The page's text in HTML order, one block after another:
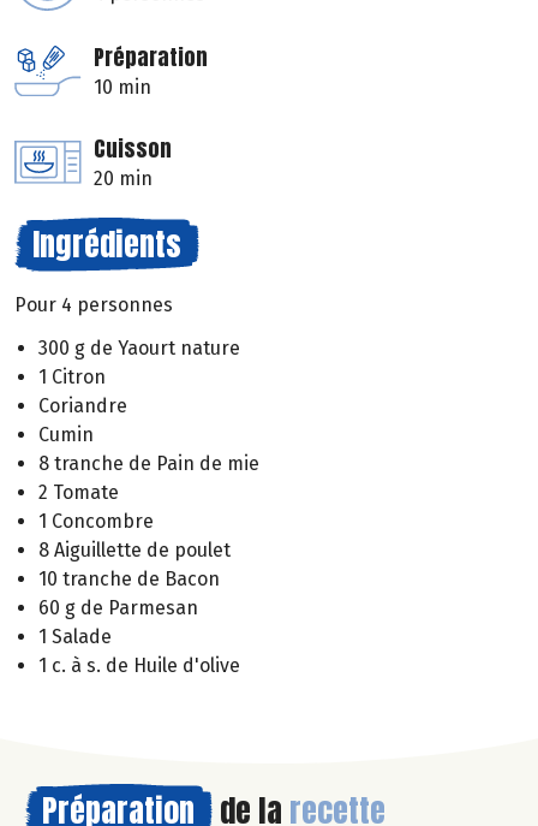
Préparation
10 min
Cuisson
20 min
Ingrédients
Pour 4 personnes
300 g de Yaourt nature
1 Citron
Coriandre
Cumin
8 tranche de Pain de mie
2 Tomate
1 Concombre
8 Aiguillette de poulet
10 tranche de Bacon
60 g de Parmesan
1 Salade
1 c. à s. de Huile d'olive
Préparation de la recette